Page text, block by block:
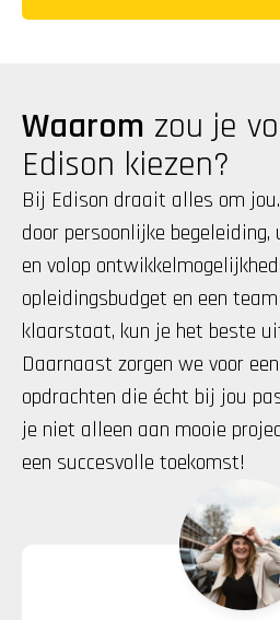
Waarom zou je
Edison kiezen?
Bij Edison draait alles om
door persoonlijke
en volop
opleidingsbudget en een
klaarstaat, kun je het beste
Daarnaast zorgen we voor
opdrachten die écht bij jou
je niet alleen aan mooie
een succesvolle toekomst!